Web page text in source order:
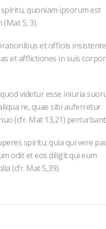
quoniam ipsorum est
5, 3).
et officiis
et afflictiones in suis
videtur esse iniuria
re, quae sibi auferretur
(cfr. Mat 13,21)
spiritu; quia qui vere
odit et eos diligit qui eum
(cfr. Mat 5,39).